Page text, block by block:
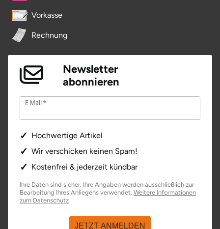
Vorkasse
Rechnung
Newsletter
abonnieren
E-Mail
Hochwertige Artikel
Wir verschicken keinen Spam!
Kostenfrei & jederzeit kündbar
Ihre Daten sind sicher. Ihre Angaben werden ausschließlich zur
Bearbeitung Ihres Anliegens verwendet. Weitere Informationen
zum Datenschutz
JETZT ANMELDEN